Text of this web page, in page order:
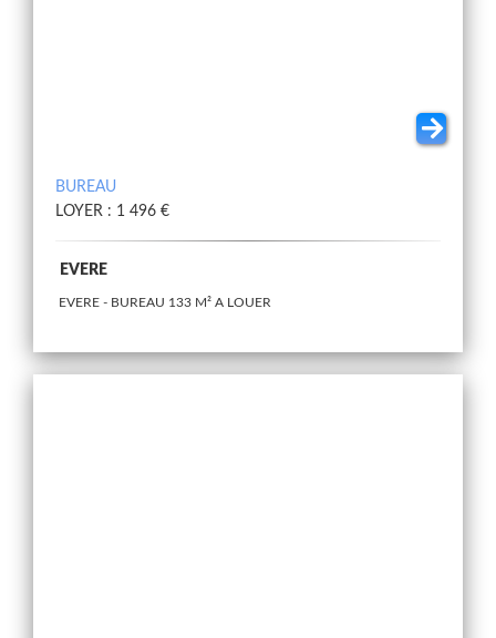
BUREAU
LOYER : 1 496 €
EVERE
EVERE - BUREAU 133 M² A LOUER